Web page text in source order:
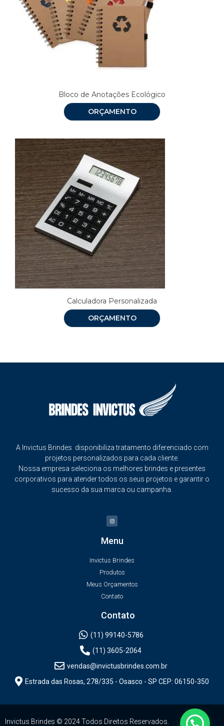
Bloco de Anotações Ecológico
ORÇAMENTO
Calculadora Personalizada
ORÇAMENTO
A Invictus Brindes disponibiliza tratamento diferenciado com
projetos personalizados para cada cliente.
Nossa empresa seleciona os melhores brindes e presentes
corporativos para atender todos os seus projetos e garantir o
sucesso da sua marca ou campanha.
Menu
Invictus Brindes
Produtos
Meus Orçamentos
Contato
Contato
(11) 99140-5786
(11) 3605-2064
vendas@invictusbrindes.com.br
Estrada das Rosas, 278/335 - Osasco - SP CEP: 06150-350
Invictus Brindes © 2024 Todos Direitos Reservados.